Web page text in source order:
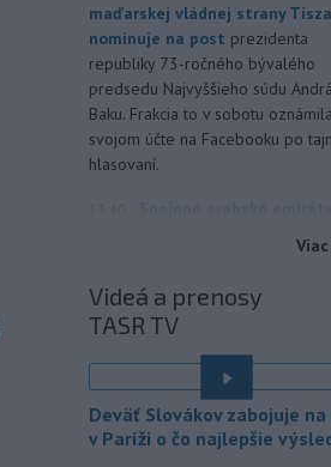
maďarskej vládnej strany Tisza
nominuje na post prezidenta
republiky 73-ročného bývalého
predsedu Najvyššieho súdu
Baku. Frakcia to v sobotu
svojom účte na Facebooku po
hlasovaní.
patriaci ich štátnej
Abu Dhabi National Oil Company
(ADNOC), ktorý práve prechádzal
Hormuzským prielivom.
Horskí záchranári z
Oblastného strediska Horskej
záchrannej služby (HZS) Veľká
pomáhali v sobotu dopoludnia 39-
Viac
Videá a prenosy
TASR TV
Deväť Slovákov zabojuje na
v Paríži o čo najlepšie